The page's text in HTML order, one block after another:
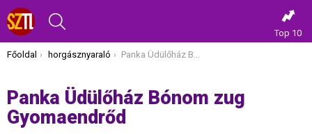
Top 10
Itt vagy most:
Főoldal horgásznyaraló Panka Üdülőház Bónom zug Gyomaendrőd
Panka Üdülőház Bónom zug
Gyomaendrőd